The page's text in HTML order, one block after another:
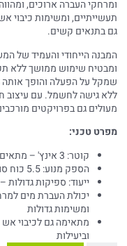
ומרחקי העברה ארוכים,
תעשייתיים, ומשימות כיבוי
גם בתנאים קשים.
המבנה הייחודי והעמיד של
ומבטיח שימוש ממושך ללא
שמקל על הפעלה והופך אותה
ללא גישה לחשמל. עם עיצוב
מעולים גם בפרויקטים
מפרט טכני:
קוטר: 3 אינץ' – מתאים למשימות כבדות וספיקה גבוהה
הספק מנוע: 5.5 כוח סוס – מנוע עוצמתי לשאיבה חזקה
ייעוד: ספיקות
יכולת העברת מים
ומשימות גדולות
מתאימה גם לכיבוי
וביעילות